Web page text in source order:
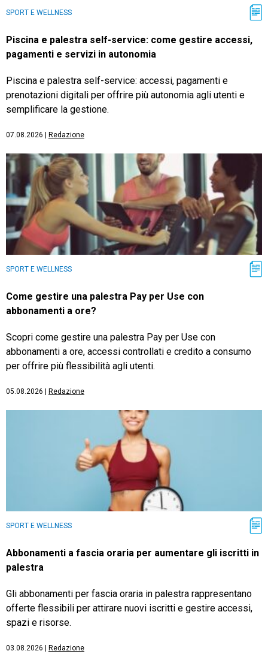
SPORT E WELLNESS
Piscina e palestra self-service: come gestire accessi,
pagamenti e servizi in autonomia
Piscina e palestra self-service: accessi, pagamenti e
prenotazioni digitali per offrire più autonomia agli utenti e
semplificare la gestione.
07.08.2026 Redazione
SPORT E WELLNESS
Come gestire una palestra Pay per Use con
abbonamenti a ore?
Scopri come gestire una palestra Pay per Use con
abbonamenti a ore, accessi controllati e credito a consumo
per offrire più flessibilità agli utenti.
05.08.2026 Redazione
SPORT E WELLNESS
Abbonamenti a fascia oraria per aumentare gli iscritti in
palestra
Gli abbonamenti per fascia oraria in palestra rappresentano
offerte flessibili per attirare nuovi iscritti e gestire accessi,
spazi e risorse.
03.08.2026 Redazione